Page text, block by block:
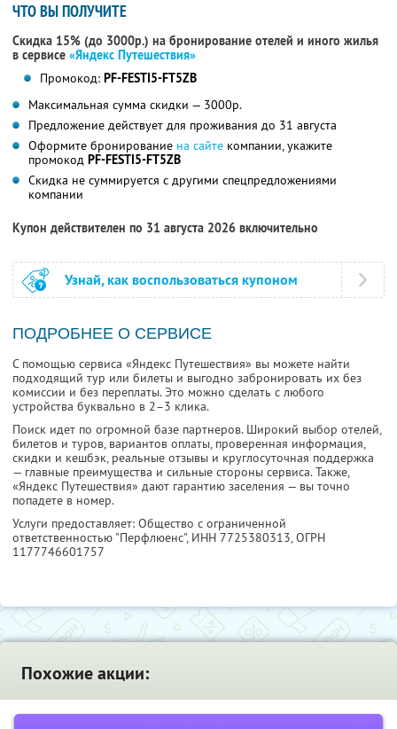
ЧТО ВЫ ПОЛУЧИТЕ
Скидка 15% (до 3000р.) на бронирование отелей и иного жилья
в сервисе «Яндекс Путешествия»
Промокод: PF-FESTI5-FT5ZB
Максимальная сумма скидки — 3000р.
Предложение действует для проживания до 31 августа
Оформите бронирование на сайте компании, укажите
промокод PF-FESTI5-FT5ZB
Скидка не суммируется с другими спецпредложениями
компании
Купон действителен по 31 августа 2026 включительно
Узнай, как воспользоваться купоном
ПОДРОБНЕЕ О СЕРВИСЕ
С помощью сервиса «Яндекс Путешествия» вы можете найти
подходящий тур или билеты и выгодно забронировать их без
комиссии и без переплаты. Это можно сделать с любого
устройства буквально в 2–3 клика.
Поиск идет по огромной базе партнеров. Широкий выбор отелей,
билетов и туров, вариантов оплаты, проверенная информация,
скидки и кешбэк, реальные отзывы и круглосуточная поддержка
— главные преимущества и сильные стороны сервиса. Также,
«Яндекс Путешествия» дают гарантию заселения — вы точно
попадете в номер.
Услуги предоставляет: Общество с ограниченной
ответственностью "Перфлюенс", ИНН 7725380313, ОГРН
1177746601757
Похожие акции: